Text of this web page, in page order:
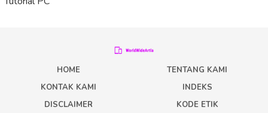
HOME
TENTANG KAMI
KONTAK KAMI
INDEKS
DISCLAIMER
KODE ETIK